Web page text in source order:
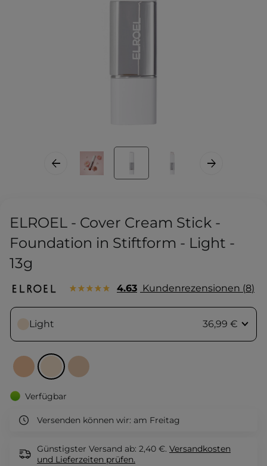
ELROEL - Cover Cream Stick -
Foundation in Stiftform - Light -
13g
4.63 Kundenrezensionen 8
Light 36,99 €
Verfügbar
Versenden können wir: am Freitag
Günstigster Versand ab: 2,40 €. Versandkosten
und Lieferzeiten prüfen.